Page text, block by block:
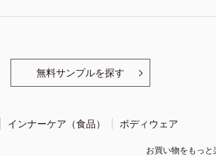
無料サンプルを探す
インナーケア（食品） ボディウェア
お買い物をもっと